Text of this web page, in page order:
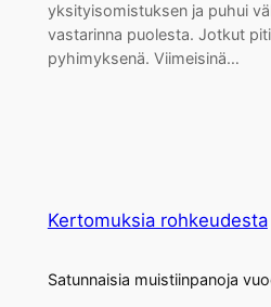
yksityisomistuksen ja puhui
vastarinna puolesta. Jotkut
pyhimyksenä. Viimeisinä…
Kertomuksia rohkeudesta
Satunnaisia muistiinpanoja